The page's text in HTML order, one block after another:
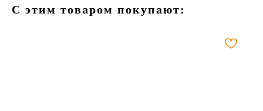
С этим товаром покупают: